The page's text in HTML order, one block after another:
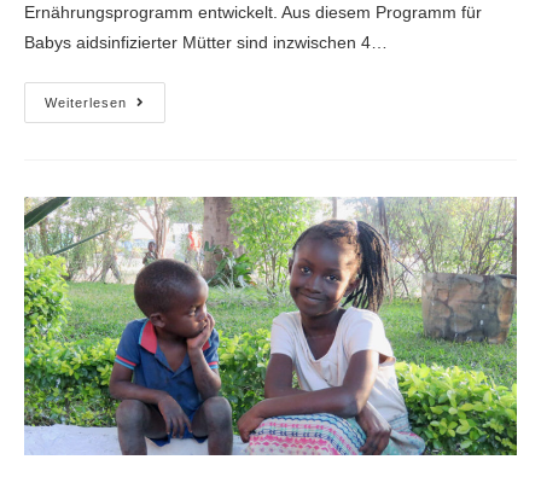
Ernährungsprogramm entwickelt. Aus diesem Programm für
Babys aidsinfizierter Mütter sind inzwischen 4…
Weiterlesen